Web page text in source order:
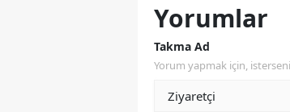
Yorumlar
Takma Ad
Yorum yapmak için,